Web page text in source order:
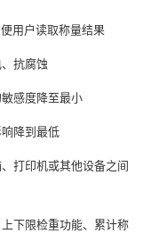
用户读取称量结果
抗腐蚀
感度降至最小
降到最低
打印机或其他设备之间
下限检重功能、累计称